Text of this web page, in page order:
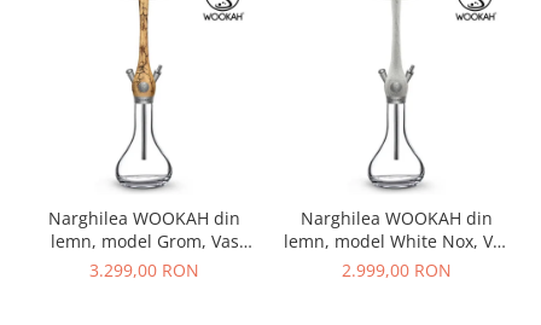
Narghilea WOOKAH din
lemn, model Grom, Vas
transparent
3.299,00 RON
Narghilea WOOKAH din
lemn, model White Nox, Vas
transparent
2.999,00 RON